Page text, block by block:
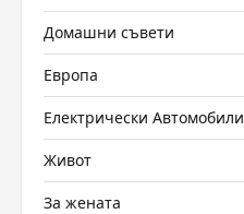
Домашни съвети
Европа
Електрически Автомобили
Живот
За жената